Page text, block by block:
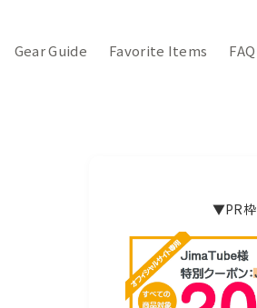
Gear Guide Favorite Items FAQ
▼PR枠